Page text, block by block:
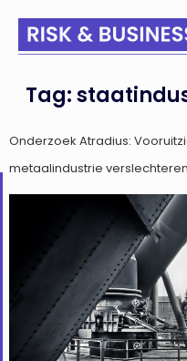
Tag:
Onderzoek Atradius:
metaalindustrie verslechteren